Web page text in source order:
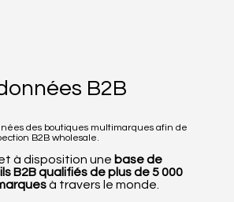
à disposition une base de
B2B qualifiés de plus de 5 000
à travers le monde.
des boutiques multimarques afin de
B2B wholesale.
B2B